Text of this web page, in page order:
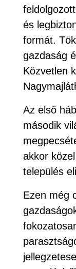
és
formát.
gazdaság
Közvetlen
Az első
második
akkor
település
Ezen még